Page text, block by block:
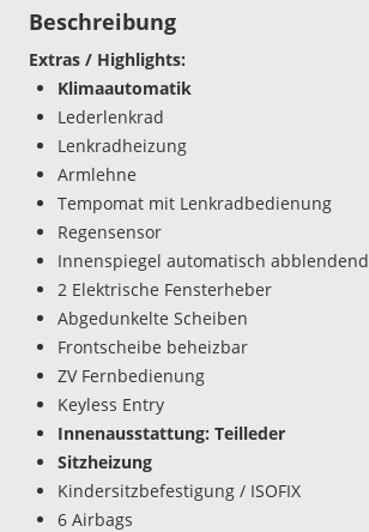
Beschreibung
Extras / Highlights:
Klimaautomatik
Lederlenkrad
Lenkradheizung
Armlehne
Tempomat mit Lenkradbedienung
Regensensor
Innenspiegel automatisch abblendend
2 Elektrische Fensterheber
Abgedunkelte Scheiben
Frontscheibe beheizbar
ZV Fernbedienung
Keyless Entry
Innenausstattung: Teilleder
Sitzheizung
Kindersitzbefestigung / ISOFIX
6 Airbags